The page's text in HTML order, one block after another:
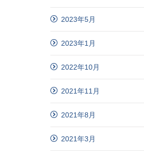
2023年5月
2023年1月
2022年10月
2021年11月
2021年8月
2021年3月